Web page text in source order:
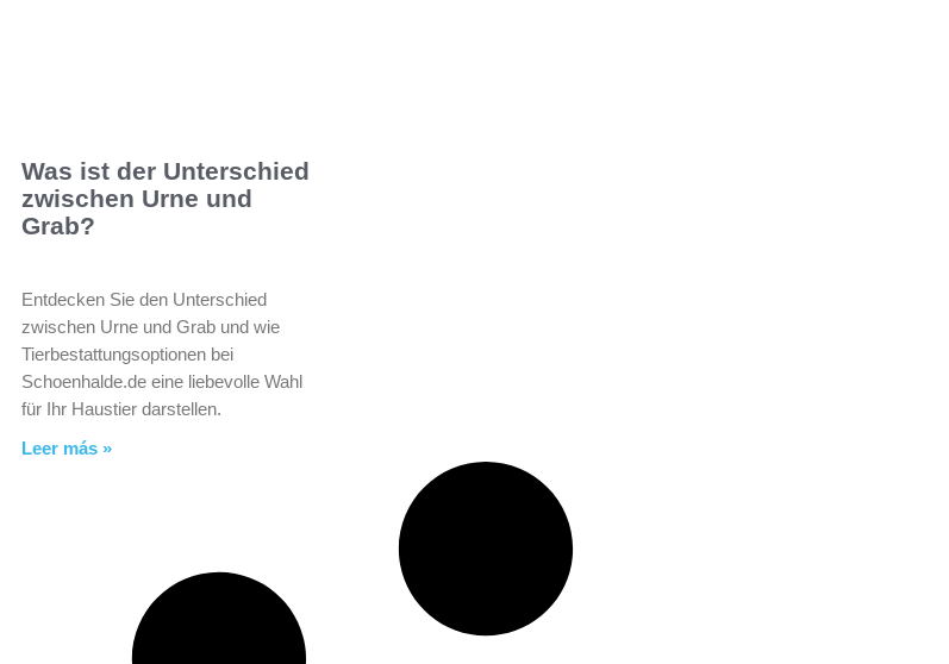
Was ist der Unterschied
zwischen Urne und
Grab?
Entdecken Sie den Unterschied
zwischen Urne und Grab und wie
Tierbestattungsoptionen bei
Schoenhalde.de eine liebevolle Wahl
für Ihr Haustier darstellen.
Leer más »